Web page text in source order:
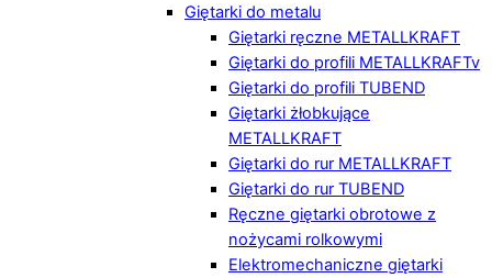
Giętarki do metalu
Giętarki ręczne METALLKRAFT
Giętarki do profili METALLKRAFTv
Giętarki do profili TUBEND
Giętarki żłobkujące
METALLKRAFT
Giętarki do rur METALLKRAFT
Giętarki do rur TUBEND
Ręczne giętarki obrotowe z
nożycami rolkowymi
Elektromechaniczne giętarki